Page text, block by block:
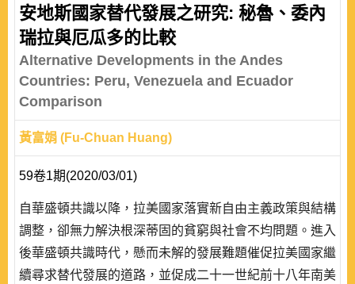
安地斯國家替代發展之研究: 秘魯、委內
瑞拉與厄瓜多的比較
Alternative Developments in the Andes
Countries: Peru, Venezuela and Ecuador
Comparison
黃富娟 (Fu-Chuan Huang)
59卷1期(2020/03/01)
自華盛頓共識以降，拉美國家落實新自由主義政策與結構
調整，卻無力解決根深蒂固的貧窮與社會不均問題。進入
後華盛頓共識時代，懸而未解的發展難題催促拉美國家繼
續尋求替代發展的道路，並促成二十一世紀前十八年南美